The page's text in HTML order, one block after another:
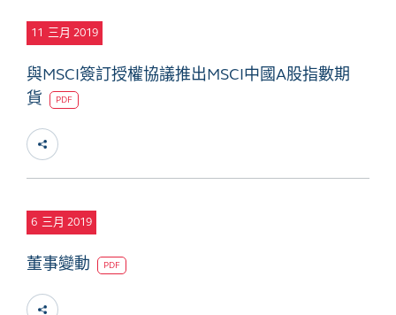
11 三月 2019
與MSCI簽訂授權協議推出MSCI中國A股指數期
貨
PDF
6 三月 2019
董事變動 PDF